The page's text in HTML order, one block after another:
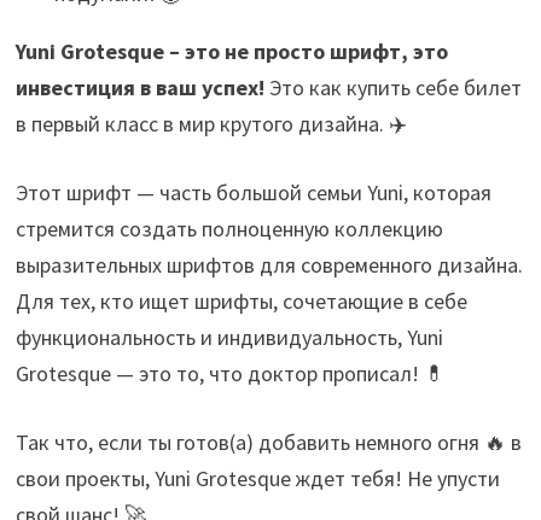
Yuni Grotesque – это не просто шрифт, это
инвестиция в ваш успех! Это как купить себе билет
в первый класс в мир крутого дизайна. ✈️
Этот шрифт — часть большой семьи Yuni, которая
стремится создать полноценную коллекцию
выразительных шрифтов для современного дизайна.
Для тех, кто ищет шрифты, сочетающие в себе
функциональность и индивидуальность, Yuni
Grotesque — это то, что доктор прописал! 💊
Так что, если ты готов(а) добавить немного огня 🔥 в
свои проекты, Yuni Grotesque ждет тебя! Не упусти